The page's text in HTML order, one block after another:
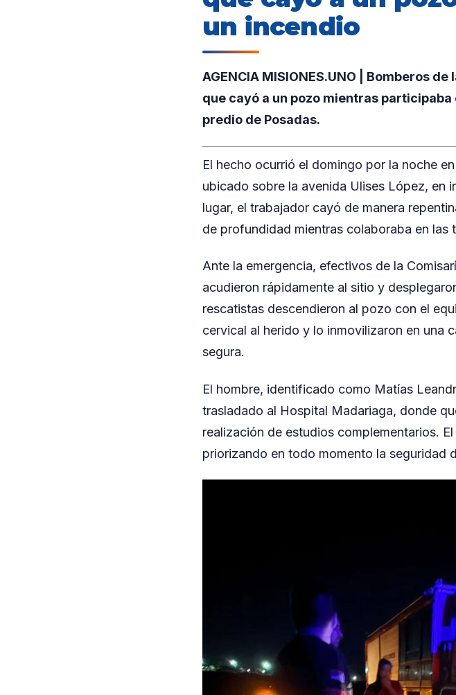
un incendio
AGENCIA MISIONES.UNO | Bomberos
que cayó a un pozo mientras
predio de Posadas.
El hecho ocurrió el domingo por la noche
ubicado sobre la avenida Ulises López, en
lugar, el trabajador cayó de manera
de profundidad mientras colaboraba en las
Ante la emergencia, efectivos de la
acudieron rápidamente al sitio y
rescatistas descendieron al pozo con el
cervical al herido y lo inmovilizaron en una
segura.
El hombre, identificado como Matías
trasladado al Hospital Madariaga, donde
realización de estudios complementarios.
priorizando en todo momento la seguridad